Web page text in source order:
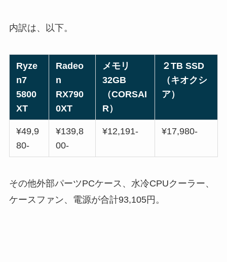
内訳は、以下。
Ryze
n7
5800
XT
Radeo
n
RX790
0XT
メモリ
32GB
（CORSAI
R）
２TB SSD
（キオクシ
ア）
¥49,9
80-
¥139,8
00-
¥12,191- ¥17,980-
その他外部パーツPCケース、水冷CPUクーラー、
ケースファン、電源が合計93,105円。